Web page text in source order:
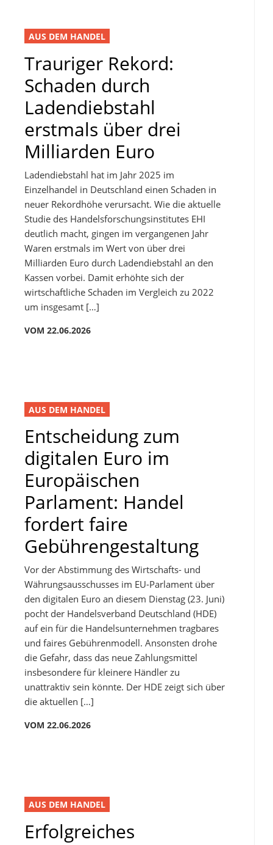
AUS DEM HANDEL
Trauriger Rekord:
Schaden durch
Ladendiebstahl
erstmals über drei
Milliarden Euro
Ladendiebstahl hat im Jahr 2025 im
Einzelhandel in Deutschland einen Schaden in
neuer Rekordhöhe verursacht. Wie die aktuelle
Studie des Handelsforschungsinstitutes EHI
deutlich macht, gingen im vergangenen Jahr
Waren erstmals im Wert von über drei
Milliarden Euro durch Ladendiebstahl an den
Kassen vorbei. Damit erhöhte sich der
wirtschaftliche Schaden im Vergleich zu 2022
um insgesamt […]
VOM 22.06.2026
AUS DEM HANDEL
Entscheidung zum
digitalen Euro im
Europäischen
Parlament: Handel
fordert faire
Gebührengestaltung
Vor der Abstimmung des Wirtschafts- und
Währungsausschusses im EU-Parlament über
den digitalen Euro an diesem Dienstag (23. Juni)
pocht der Handelsverband Deutschland (HDE)
auf ein für die Handelsunternehmen tragbares
und faires Gebührenmodell. Ansonsten drohe
die Gefahr, dass das neue Zahlungsmittel
insbesondere für kleinere Händler zu
unattraktiv sein könnte. Der HDE zeigt sich über
die aktuellen […]
VOM 22.06.2026
AUS DEM HANDEL
Erfolgreiches